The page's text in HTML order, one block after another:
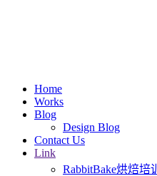
Home
Works
Blog
Design Blog
Contact Us
Link
RabbitBake烘焙培训